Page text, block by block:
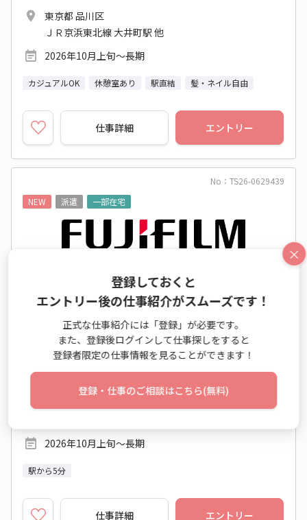
東京都 品川区
ＪＲ京浜東北線 大井町駅 他
2026年10月上旬～長期
カジュアルOK 休憩室あり 駅直結 髪・ネイル自由
仕事詳細 エントリー
No：TS26-0629439
NEW
派遣 一部在宅
Kの人事サポート♪
人事（採用） / 一般事務・OA事務
時給 1,950円～1,950円
月収例 299,130円+残業代
2026年10月上旬～長期
駅から5分
仕事詳細 エントリー
×
登録しておくと
エントリー後の仕事紹介がスムーズです！
正式な仕事紹介には「登録」が必要です。
また、登録後ログインして仕事探しをすると
登録者限定の仕事情報を見ることができます！
登録・仕事のご相談はこちら(無料)